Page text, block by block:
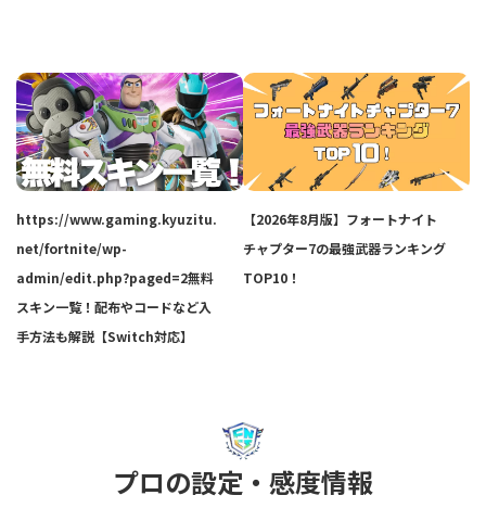
https://www.gaming.kyuzitu.
net/fortnite/wp-
admin/edit.php?paged=2無料
スキン一覧！配布やコードなど入
手方法も解説【Switch対応】
【2026年8月版】フォートナイト
チャプター7の最強武器ランキング
TOP10！
プロの設定・感度情報